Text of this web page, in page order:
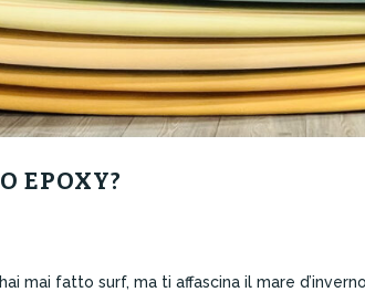
EPOXY?
hai mai fatto surf, ma ti affascina il mare